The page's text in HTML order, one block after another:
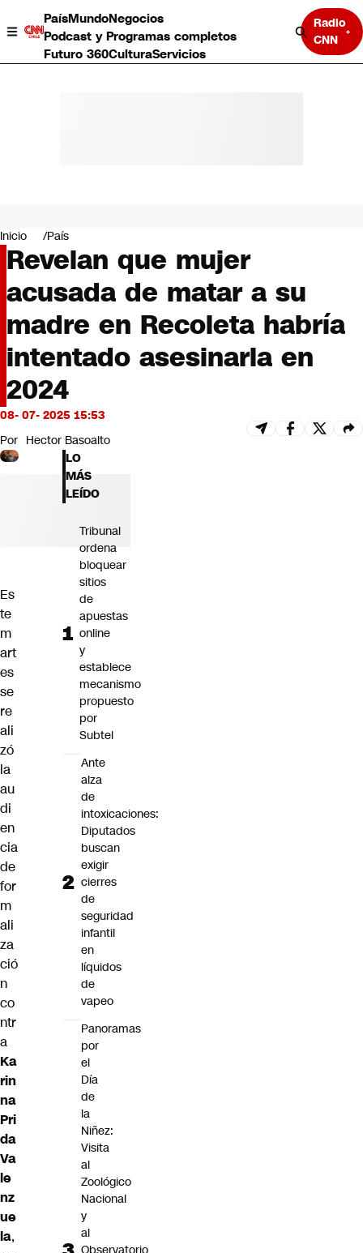
PaísMundoNegocios
Podcast y Programas completos
Futuro 360CulturaServicios
Radio
CNN
Negocios
Deportes
Programas completos
Cultura
Servicios
Bits
CNN tiempo
Futuro 360
Opinión
Inicio País
Revelan que mujer
acusada de matar a su
madre en Recoleta habría
intentado asesinarla en
2024
08- 07- 2025 15:53
Por Hector Basoalto
Es
te
m
art
es
se
re
ali
zó
la
au
di
en
cia
de
for
m
ali
za
ció
n
co
ntr
a
Ka
rin
na
Pri
da
Va
le
nz
ue
la,
LO
MÁS
LEÍDO
Tribunal
ordena
bloquear
sitios
de
apuestas
online
y
establece
mecanismo
propuesto
por
Subtel
Ante
alza
de
intoxicaciones:
Diputados
buscan
exigir
cierres
de
seguridad
infantil
en
líquidos
de
vapeo
Panoramas
por
el
Día
de
la
Niñez:
Visita
al
Zoológico
Nacional
y
al
Observatorio